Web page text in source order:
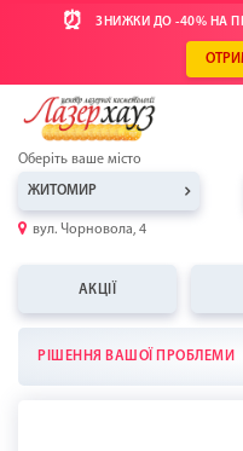
⏰ ЗНИЖКИ ДО -40% НА
Оберіть ваше місто
ЖИТОМИР
вул. Чорновола, 4
АКЦІЇ
РІШЕННЯ ВАШОЇ ПРОБЛЕМИ